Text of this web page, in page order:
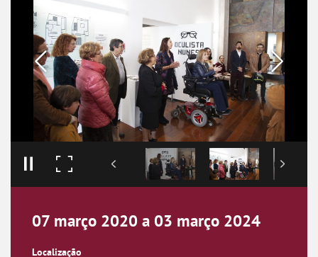
07 março 2020 a 03 março 2024